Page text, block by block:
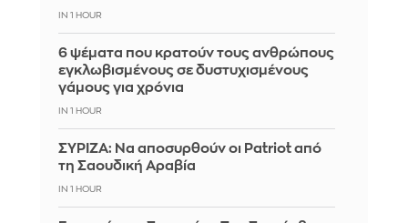
IN 1 HOUR
6 ψέματα που κρατούν τους ανθρώπους
εγκλωβισμένους σε δυστυχισμένους
γάμους για χρόνια
IN 1 HOUR
ΣΥΡΙΖΑ: Να αποσυρθούν οι Patriot από
τη Σαουδική Αραβία
IN 1 HOUR